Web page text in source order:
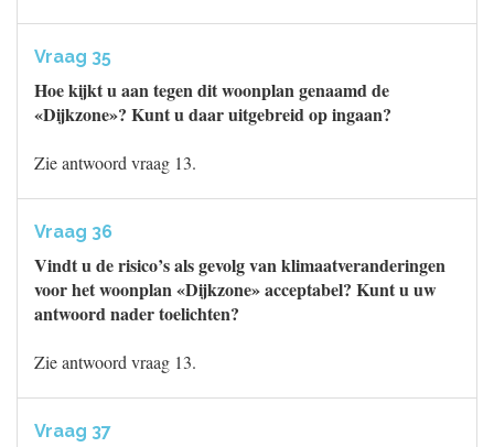
Vraag 35
Hoe kijkt u aan tegen dit woonplan genaamd de
«Dijkzone»? Kunt u daar uitgebreid op ingaan?
Zie antwoord vraag 13.
Vraag 36
Vindt u de risico’s als gevolg van klimaatveranderingen
voor het woonplan «Dijkzone» acceptabel? Kunt u uw
antwoord nader toelichten?
Zie antwoord vraag 13.
Vraag 37